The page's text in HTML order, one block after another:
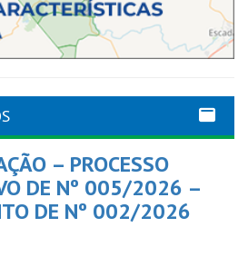
– PROCESSO
DE Nº 005/2026 –
DE Nº 002/2026